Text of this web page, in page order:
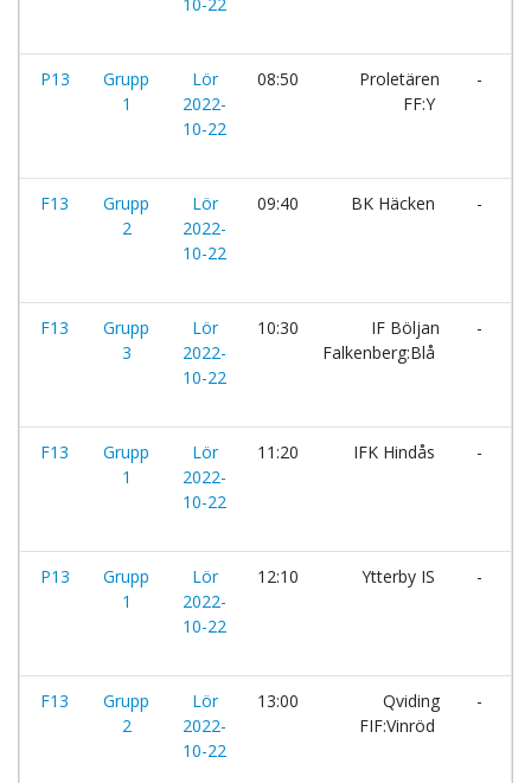
P13
Grupp
1
Lör
2022-
10-22
08:50
Proletären
FF:Y
-
F13
Grupp
2
Lör
2022-
10-22
09:40 BK Häcken -
F13
Grupp
3
Lör
2022-
10-22
10:30
IF Böljan
Falkenberg:Blå
-
F13
Grupp
1
Lör
2022-
10-22
11:20 IFK Hindås -
P13
Grupp
1
Lör
2022-
10-22
12:10 Ytterby IS -
F13
Grupp
2
Lör
2022-
10-22
13:00
Qviding
FIF:Vinröd
-